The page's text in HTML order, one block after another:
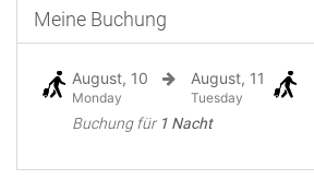
Meine Buchung
August, 10
Monday
August, 11
Tuesday
Buchung für 1 Nacht